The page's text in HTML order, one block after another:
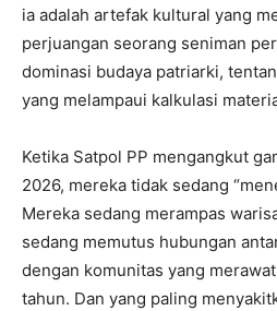
ia adalah artefak kultural yang
perjuangan seorang seniman
dominasi budaya patriarki,
yang melampaui kalkulasi
Ketika Satpol PP mengangkut
2026, mereka tidak sedang
Mereka sedang merampas
sedang memutus hubungan
dengan komunitas yang
tahun. Dan yang paling